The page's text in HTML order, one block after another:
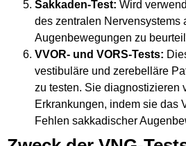
Sakkaden-Test: Wird
des zentralen Nervensystems
Augenbewegungen zu
VVOR- und VORS-Tests:
vestibuläre und zerebelläre
zu testen. Sie diagnostizieren
Erkrankungen, indem sie das
Fehlen sakkadischer